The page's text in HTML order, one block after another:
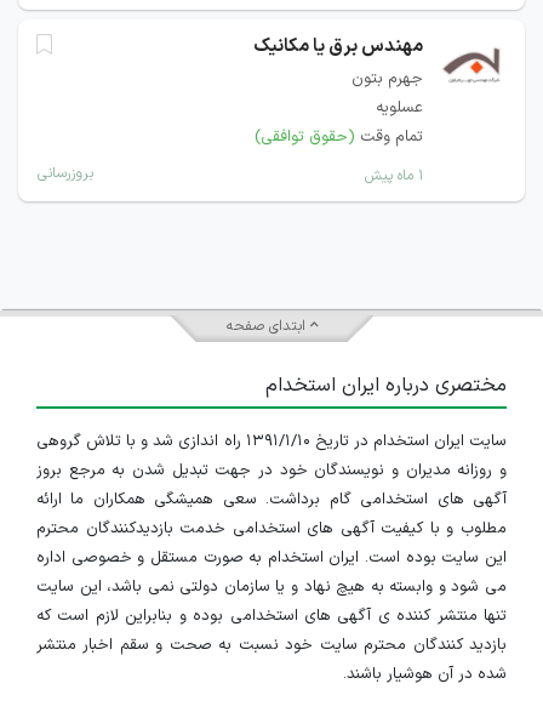
مهندس برق یا مکانیک
جهرم بتون
عسلویه
تمام وقت (حقوق توافقی)
۱ ماه پیش بروزرسانی
ابتدای صفحه
مختصری درباره ایران استخدام
سایت ایران استخدام در تاریخ ۱۳۹۱/۱/۱۰ راه اندازی شد و با تلاش گروهی
و روزانه مدیران و نویسندگان خود در جهت تبدیل شدن به مرجع بروز
آگهی های استخدامی گام برداشت. سعی همیشگی همکاران ما ارائه
مطلوب و با کیفیت آگهی های استخدامی خدمت بازدیدکنندگان محترم
این سایت بوده است. ایران استخدام به صورت مستقل و خصوصی اداره
می شود و وابسته به هیچ نهاد و یا سازمان دولتی نمی باشد، این سایت
تنها منتشر کننده ی آگهی های استخدامی بوده و بنابراین لازم است که
بازدید کنندگان محترم سایت خود نسبت به صحت و سقم اخبار منتشر
شده در آن هوشیار باشند.